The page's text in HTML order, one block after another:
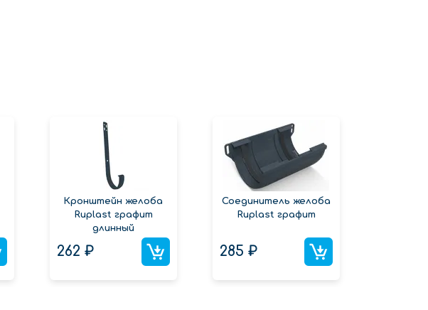
Кронштейн желоба
Ruplast графит
длинный
262 ₽
Соединитель желоба
Ruplast графит
285 ₽